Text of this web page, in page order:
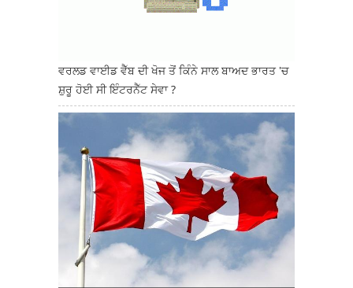
ਵਰਲਡ ਵਾਈਡ ਵੈੱਬ ਦੀ ਖੋਜ ਤੋਂ ਕਿੰਨੇ ਸਾਲ ਬਾਅਦ ਭਾਰਤ 'ਚ
ਸ਼ੁਰੂ ਹੋਈ ਸੀ ਇੰਟਰਨੈੱਟ ਸੇਵਾ ?